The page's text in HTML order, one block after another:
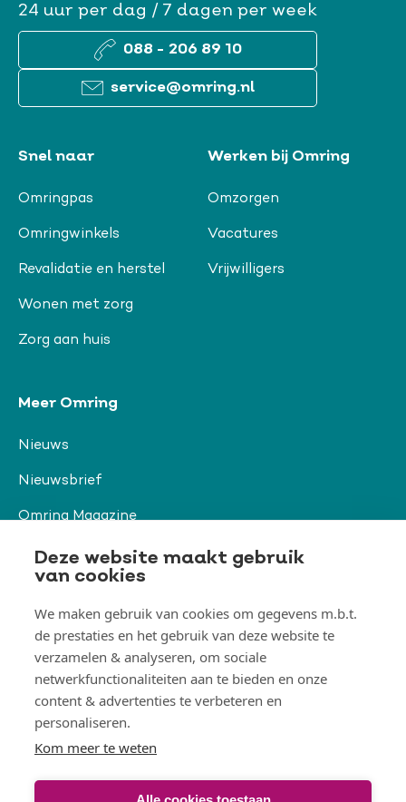
Deze website maakt gebruik
van cookies
We maken gebruik van cookies om gegevens m.b.t.
de prestaties en het gebruik van deze website te
verzamelen & analyseren, om sociale
netwerkfunctionaliteiten aan te bieden en onze
content & advertenties te verbeteren en
personaliseren.
Kom meer te weten
24 uur per dag / 7 dagen per week
088 - 206 89 10
service@omring.nl
Snel naar
Omringpas
Omringwinkels
Revalidatie en herstel
Wonen met zorg
Zorg aan huis
Werken bij Omring
Omzorgen
Vacatures
Vrijwilligers
Meer Omring
Nieuws
Nieuwsbrief
Omring Magazine
Verwijzers
Organisatie & beleid